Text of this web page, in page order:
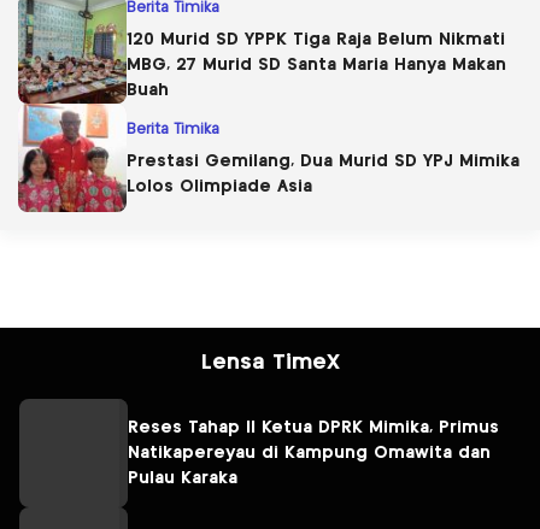
Berita Timika
120 Murid SD YPPK Tiga Raja Belum Nikmati
MBG, 27 Murid SD Santa Maria Hanya Makan
Buah
Berita Timika
Prestasi Gemilang, Dua Murid SD YPJ Mimika
Lolos Olimpiade Asia
Lensa TimeX
Reses Tahap II Ketua DPRK Mimika, Primus
Natikapereyau di Kampung Omawita dan
Pulau Karaka